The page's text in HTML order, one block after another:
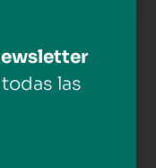
será publicada.
con
las